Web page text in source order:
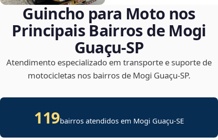
Guincho para Moto nos
Principais Bairros de Mogi
Guaçu‑SP
Atendimento especializado em transporte e suporte de
motocicletas nos bairros de Mogi Guaçu‑SP.
119bairros atendidos em Mogi Guaçu-SE